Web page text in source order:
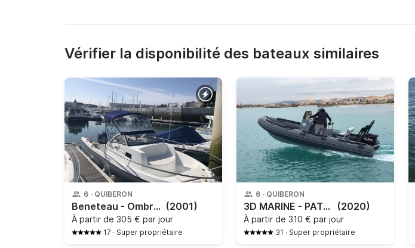
Vérifier la disponibilité des bateaux similaires
6 · QUIBERON
Beneteau - Ombrine 5,50m (2001)
À partir de 305 € par jour
17 · Super propriétaire
6 · QUIBERON
3D MARINE - PATROL 600 3DTENDEUR (2020)
À partir de 310 € par jour
31 · Super propriétaire